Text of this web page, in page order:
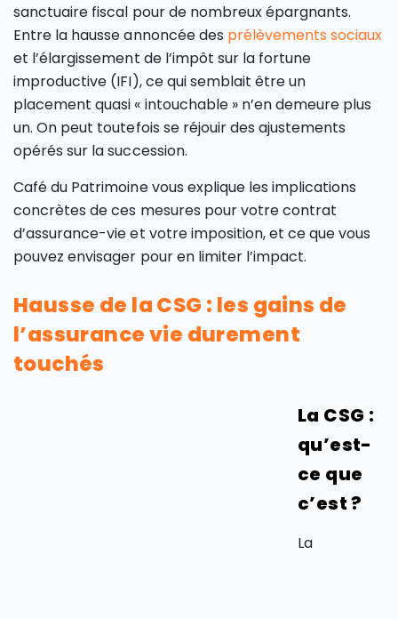
sanctuaire fiscal pour de nombreux épargnants.
Entre la hausse annoncée des prélèvements sociaux
et l’élargissement de l’impôt sur la fortune
improductive (IFI), ce qui semblait être un
placement quasi « intouchable » n’en demeure plus
un. On peut toutefois se réjouir des ajustements
opérés sur la succession.
Café du Patrimoine vous explique les implications
concrètes de ces mesures pour votre contrat
d’assurance-vie et votre imposition, et ce que vous
pouvez envisager pour en limiter l’impact.
Hausse de la CSG : les gains de
l’assurance vie durement
touchés
La CSG :
qu’est-
ce que
c’est ?
La